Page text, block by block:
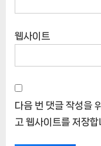
웹사이트
다음 번 댓글 작성을
고 웹사이트를 저장합